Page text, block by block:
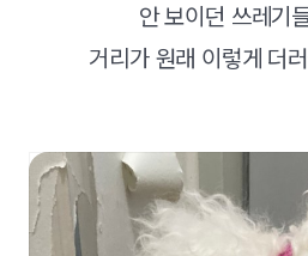
안 보이던 쓰레기
거리가 원래 이렇게 더